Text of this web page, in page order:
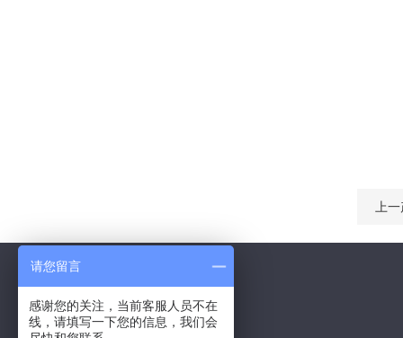
上
Contact Us
请您留言
感谢您的关注，当前客服人员不在
线，请填写一下您的信息，我们会